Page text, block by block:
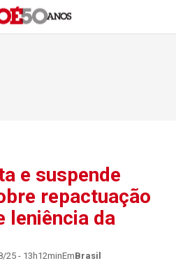
e suspende
repactuação
leniência da
25 - 13h12minEmBrasil